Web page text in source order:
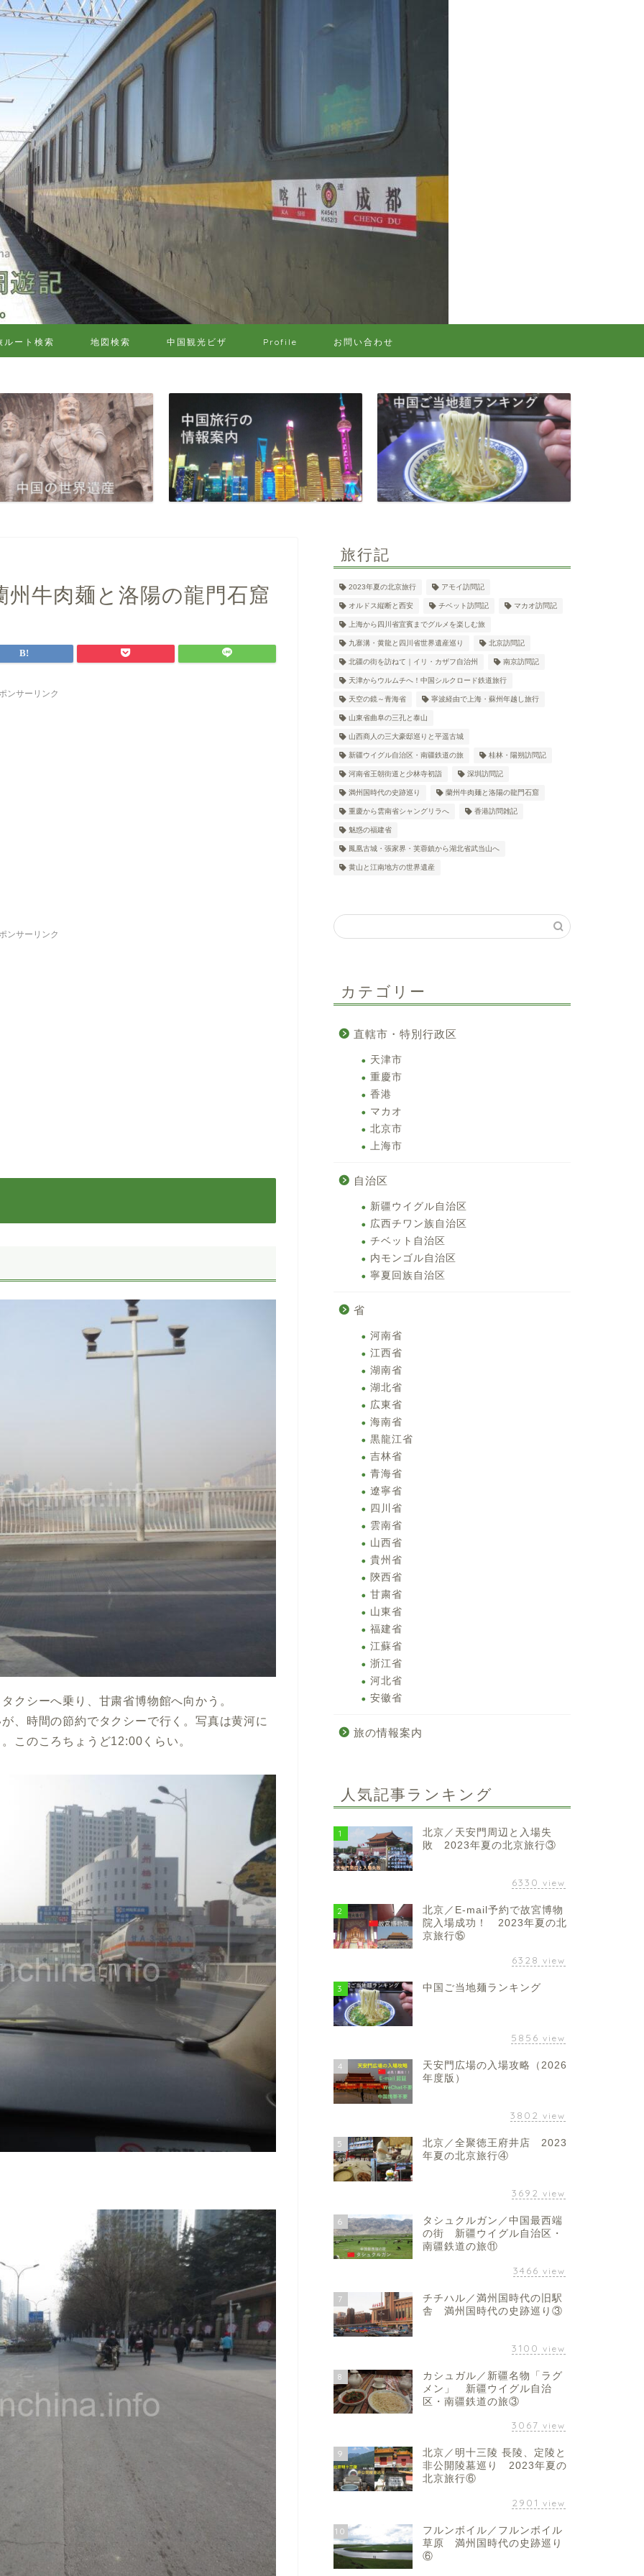
ルート検索 地図検索 中国観光ビザ Profile お問い合わせ
牛肉麺と洛陽の龍門石窟
ンサーリンク
ンサーリンク
クシーへ乗り、甘粛省博物館へ向かう。
、時間の節約でタクシーで行く。写真は黄河に
このころちょうど12:00くらい。
旅行記
2023年夏の北京旅行 アモイ訪問記
オルドス縦断と西安 チベット訪問記 マカオ訪問記
上海から四川省宜賓までグルメを楽しむ旅
九寨溝・黄龍と四川省世界遺産巡り 北京訪問記
北疆の街を訪ねて｜イリ・カザフ自治州 南京訪問記
天津からウルムチへ！中国シルクロード鉄道旅行
天空の鏡～青海省 寧波経由で上海・蘇州年越し旅行
山東省曲阜の三孔と泰山
山西商人の三大豪邸巡りと平遥古城
新疆ウイグル自治区・南疆鉄道の旅 桂林・陽朔訪問記
河南省王朝街道と少林寺初詣 深圳訪問記
満州国時代の史跡巡り 蘭州牛肉麺と洛陽の龍門石窟
重慶から雲南省シャングリラへ 香港訪問雑記
魅惑の福建省
鳳凰古城・張家界・芙蓉鎮から湖北省武当山へ
黄山と江南地方の世界遺産
カテゴリー
直轄市・特別行政区
天津市
重慶市
香港
マカオ
北京市
上海市
自治区
新疆ウイグル自治区
広西チワン族自治区
チベット自治区
内モンゴル自治区
寧夏回族自治区
省
河南省
江西省
湖南省
湖北省
広東省
海南省
黒龍江省
吉林省
青海省
遼寧省
四川省
雲南省
山西省
貴州省
陝西省
甘粛省
山東省
福建省
江蘇省
浙江省
河北省
安徽省
旅の情報案内
人気記事ランキング
1
北京／天安門周辺と入場失
敗 2023年夏の北京旅行③
6330 view
2
北京／E-mail予約で故宮博物
院入場成功！ 2023年夏の北
京旅行⑮
6328 view
3 中国ご当地麺ランキング
5856 view
4
天安門広場の入場攻略（2026
年度版）
3802 view
5
北京／全聚徳王府井店 2023
年夏の北京旅行④
3692 view
6
タシュクルガン／中国最西端
の街 新疆ウイグル自治区・
南疆鉄道の旅⑪
3466 view
7
チチハル／満州国時代の旧駅
舎 満州国時代の史跡巡り③
3100 view
8
カシュガル／新疆名物「ラグ
メン」 新疆ウイグル自治
区・南疆鉄道の旅③
3067 view
9
北京／明十三陵 長陵、定陵と
非公開陵墓巡り 2023年夏の
北京旅行⑥
2901 view
10
フルンボイル／フルンボイル
草原 満州国時代の史跡巡り
⑥